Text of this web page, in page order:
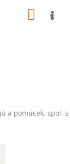
a pomůcek, spol.